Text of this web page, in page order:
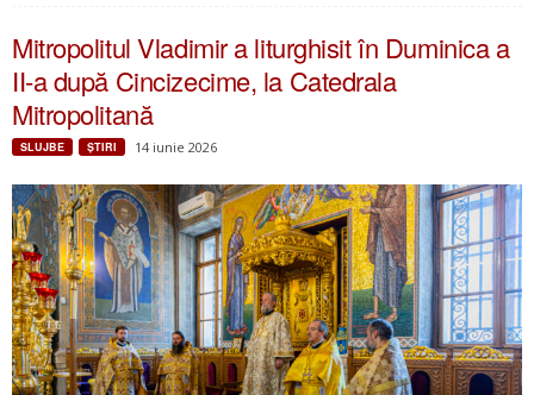
Mitropolitul Vladimir a liturghisit în Duminica a
II-a după Cincizecime, la Catedrala
Mitropolitană
SLUJBE ŞTIRI 14 iunie 2026